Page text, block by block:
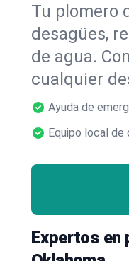
Tu plomero
desagües,
de agua.
cualquier
Ayuda de
Equipo local de
Expertos en